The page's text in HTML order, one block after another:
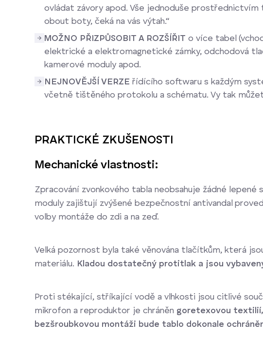
ovládat závory apod. Vše jednoduše
obout boty, čeká na vás výtah.“
MOŽNO PŘIZPŮSOBIT A ROZŠÍŘIT o více tabel
elektrické a elektromagnetické zámky, odchodová
kamerové moduly apod.
NEJNOVĚJŠÍ VERZE řídícího softwaru s každým
včetně tištěného protokolu a schématu. Vy tak
PRAKTICKÉ ZKUŠENOSTI
Mechanické vlastnosti:
Zpracování zvonkového tabla neobsahuje žádné lepené
moduly zajištují zvýšené bezpečnostní antivandal
volby montáže do zdi a na zeď.
Velká pozornost byla také věnována tlačítkům, která
materiálu. Kladou dostatečný protitlak a jsou
Proti stékající, stříkající vodě a vlhkosti jsou citlivé
mikrofon a reproduktor je chráněn goretexovou
bezšroubkovou montáži bude tablo dokonale